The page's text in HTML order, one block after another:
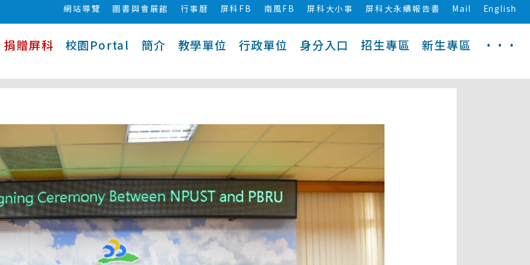
網站導覽 圖書與會展館 行事曆 屏科FB 南風FB 屏科大小事 屏科大永續報告書 Mail English
捐贈屏科 校園Portal 簡介 教學單位 行政單位 身分入口 招生專區 新生專區 ···